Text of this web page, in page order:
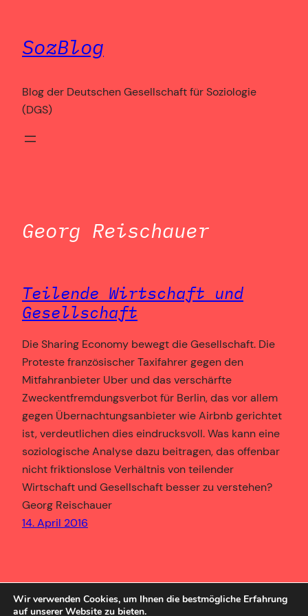
springen
SozBlog
Blog der Deutschen Gesellschaft für Soziologie
(DGS)
Georg Reischauer
Teilende Wirtschaft und
Gesellschaft
Die Sharing Economy bewegt die Gesellschaft. Die
Proteste französischer Taxifahrer gegen den
Mitfahranbieter Uber und das verschärfte
Zweckentfremdungsverbot für Berlin, das vor allem
gegen Übernachtungsanbieter wie Airbnb gerichtet
ist, verdeutlichen dies eindrucksvoll. Was kann eine
soziologische Analyse dazu beitragen, das offenbar
nicht friktionslose Verhältnis von teilender
Wirtschaft und Gesellschaft besser zu verstehen?
Georg Reischauer
14. April 2016
Wir verwenden Cookies, um Ihnen die bestmögliche Erfahrung
auf unserer Website zu bieten.